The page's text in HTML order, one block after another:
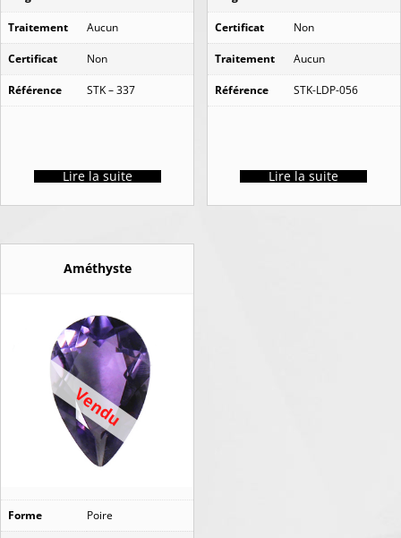
Traitement Aucun
Certificat Non
Référence STK – 337
Lire la suite
Certificat Non
Traitement Aucun
Référence STK-LDP-056
Lire la suite
Améthyste
Vendu
Forme Poire